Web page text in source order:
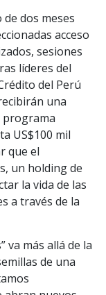
dos meses
acceso
sesiones
líderes del
del Perú
una
programa
US$100 mil
que el
un holding de
la vida de las
a través de la
va más allá de la
de una